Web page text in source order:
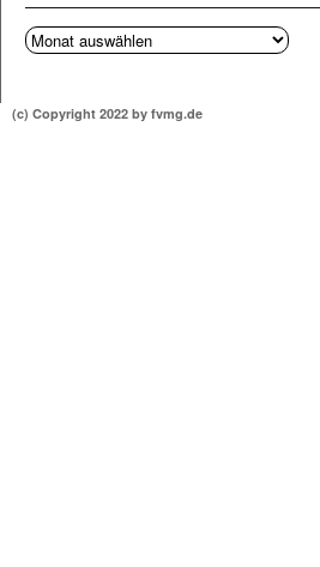
Archiv
(c) Copyright 2022 by fvmg.de